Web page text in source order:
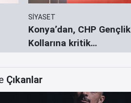
SİYASET
Konya’dan, CHP Gençlik
Kollarına kritik
Çıkanlar